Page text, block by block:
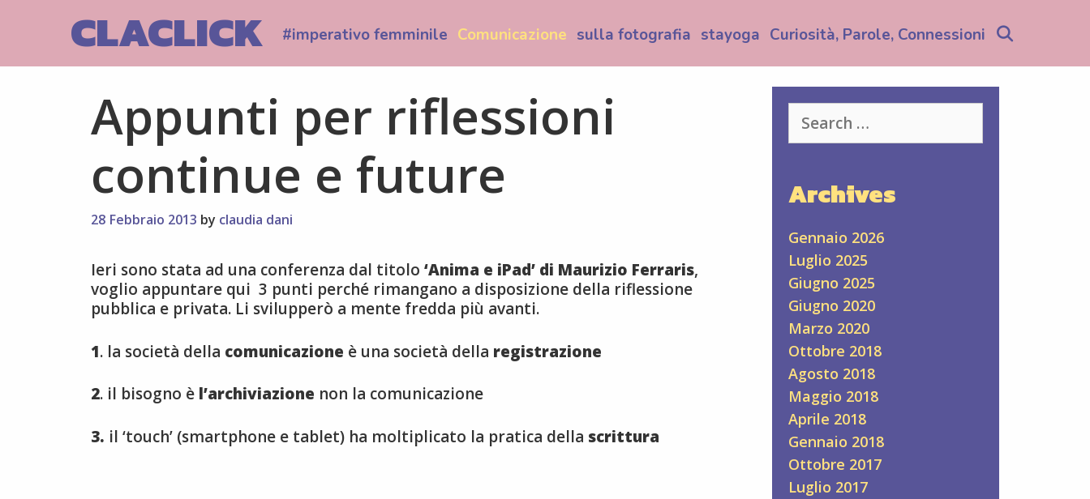
CLACLICK #imperativo femminile Comunicazione sulla fotografia stayoga Curiosità, Parole, Connessioni
Appunti per riflessioni
continue e future
28 Febbraio 2013 by claudia dani
Ieri sono stata ad una conferenza dal titolo ‘Anima e iPad’ di Maurizio Ferraris,
voglio appuntare qui 3 punti perché rimangano a disposizione della riflessione
pubblica e privata. Li svilupperò a mente fredda più avanti.
1. la società della comunicazione è una società della registrazione
2. il bisogno è l’archiviazione non la comunicazione
3. il ‘touch’ (smartphone e tablet) ha moltiplicato la pratica della scrittura
for:
Archives
Gennaio 2026
Luglio 2025
Giugno 2025
Giugno 2020
Marzo 2020
Ottobre 2018
Agosto 2018
Maggio 2018
Aprile 2018
Gennaio 2018
Ottobre 2017
Luglio 2017